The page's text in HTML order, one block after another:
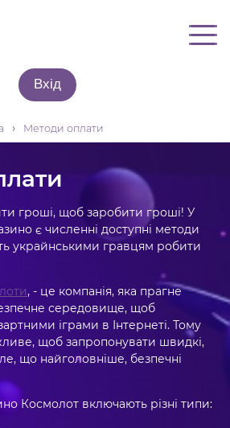
Вхід
› Методи оплати
гроші, щоб заробити гроші! У
є численні доступні методи
украйнськими гравцям робити
, - це компанія, яка прагне
середовище, щоб
іграми в Інтернеті. Тому
щоб запропонувати швидкі,
що найголовніше, безпечні
Космолот включають різні типи: